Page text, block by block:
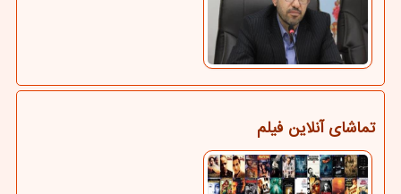
تماشای آنلاین فیلم